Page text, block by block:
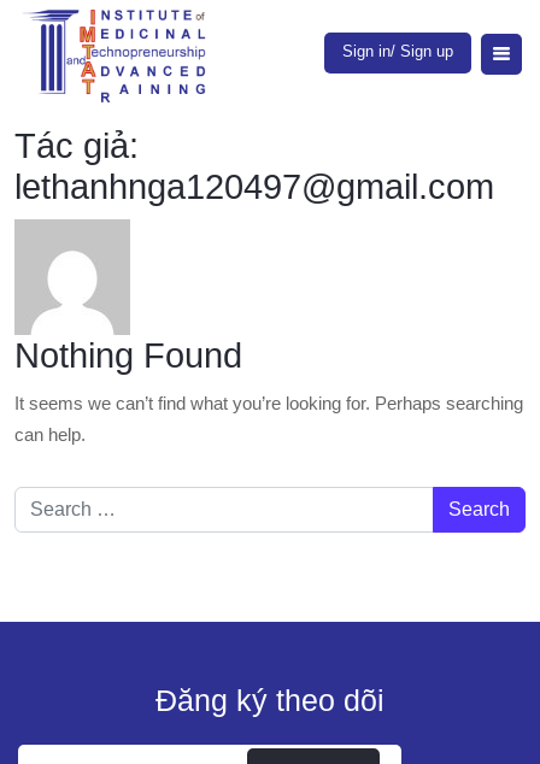
Sign in/ Sign up
Tác giả:
lethanhnga120497@gmail.com
Nothing Found
It seems we can’t find what you’re looking for. Perhaps searching
can help.
Search for:
Đăng ký theo dõi